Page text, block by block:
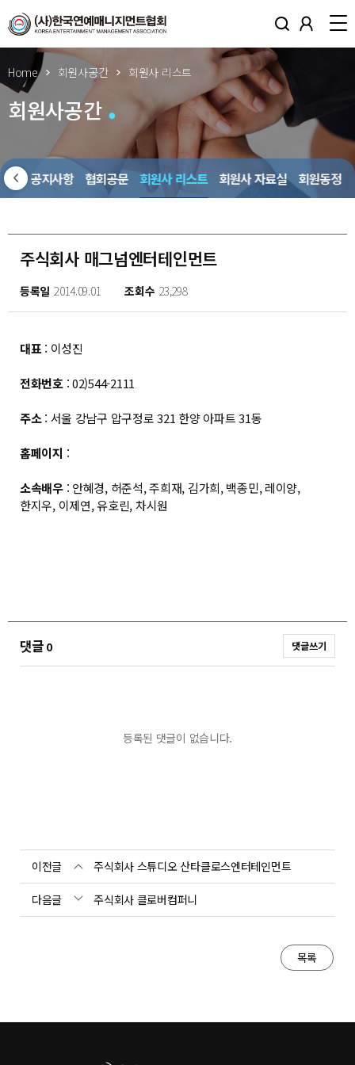
Home 회원사공간 회원사 리스트
회원사공간
원사 공지사항 협회공문 회원사 리스트 회원사 자료실 회원동정
주식회사 매그넘엔터테인먼트
등록일 2014.09.01 조회수 23,298
대표: 이성진
전화번호: 02)544-2111
주소: 서울 강남구 압구정로 321 한양 아파트 31동
홈페이지 :
소속배우: 안혜경, 허준석, 주희재, 김가희, 백종민, 레이양,
한지우, 이제연, 유호린, 차시원
댓글0 댓글쓰기
등록된 댓글이 없습니다.
이전글 주식회사 스튜디오 산타클로스엔터테인먼트
다음글 주식회사 클로버컴퍼니
목록